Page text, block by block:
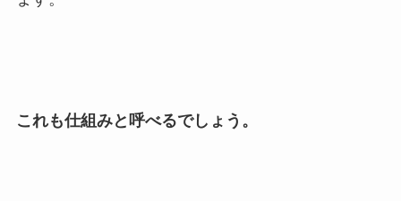
これも仕組みと呼べるでしょう。